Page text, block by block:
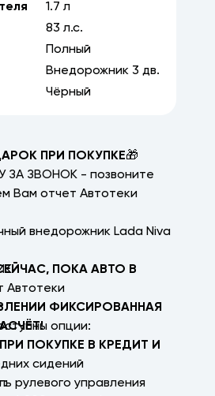
1.7 л
83 л.с.
Полный
Внедорожник 3 дв.
Чёрный
ПРИ ПОКУПКЕ🎁
ЗА ЗВОНОК - позвоните
Вам отчет Автотеки
внедорожник Lada Niva
Автотеки
опции:
сидений
рулевого управления
ПОКА АВТО В
ФИКСИРОВАННАЯ
ПОКУПКЕ В КРЕДИТ И